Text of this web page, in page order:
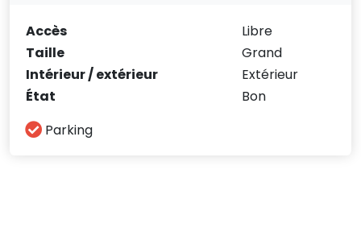
Accès
Libre
Taille
Grand
Intérieur / extérieur
Extérieur
État
Bon
Parking